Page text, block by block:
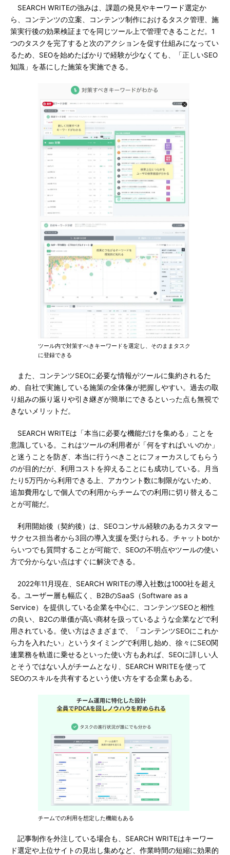
SEARCH WRITEの強みは、課題の発見やキーワード選定か
ら、コンテンツの立案、コンテンツ制作におけるタスク管理、施
策実行後の効果検証までを同じツール上で管理できることだ。1
つのタスクを完了すると次のアクションを促す仕組みになってい
るため、SEOを始めたばかりで経験が少なくても、「正しいSEO
知識」を基にした施策を実施できる。
ツール内で対策すべきキーワードを選定し、そのままタスク
に登録できる
また、コンテンツSEOに必要な情報がツールに集約されるた
め、自社で実施している施策の全体像が把握しやすい。過去の取
り組みの振り返りや引き継ぎが簡単にできるといった点も無視で
きないメリットだ。
SEARCH WRITEは「本当に必要な機能だけを集める」ことを
意識している。これはツールの利用者が「何をすればいいのか」
と迷うことを防ぎ、本当に行うべきことにフォーカスしてもらう
のが目的だが、利用コストを抑えることにも成功している。月当
たり5万円から利用できる上、アカウント数に制限がないため、
追加費用なしで個人での利用からチームでの利用に切り替えるこ
とが可能だ。
利用開始後（契約後）は、SEOコンサル経験のあるカスタマー
サクセス担当者から3回の導入支援を受けられる。チャットbotか
らいつでも質問することが可能で、SEOの不明点やツールの使い
方で分からない点はすぐに解決できる。
2022年11月現在、SEARCH WRITEの導入社数は1000社を超え
る。ユーザー層も幅広く、B2BのSaaS（Software as a
Service）を提供している企業を中心に、コンテンツSEOと相性
の良い、B2Cの単価が高い商材を扱っているような企業などで利
用されている。使い方はさまざまで、「コンテンツSEOにこれか
ら力を入れたい」というタイミングで利用し始め、徐々にSEO関
連業務を軌道に乗せるといった使い方もあれば、SEOに詳しい人
とそうではない人がチームとなり、SEARCH WRITEを使って
SEOのスキルを共有するという使い方をする企業もある。
チームでの利用を想定した機能もある
記事制作を外注している場合も、SEARCH WRITEはキーワー
ド選定や上位サイトの見出し集めなど、作業時間の短縮に効果的